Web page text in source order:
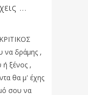
…
να δράμης ,
ή ξένος ,
θα μ' έχης
σου να